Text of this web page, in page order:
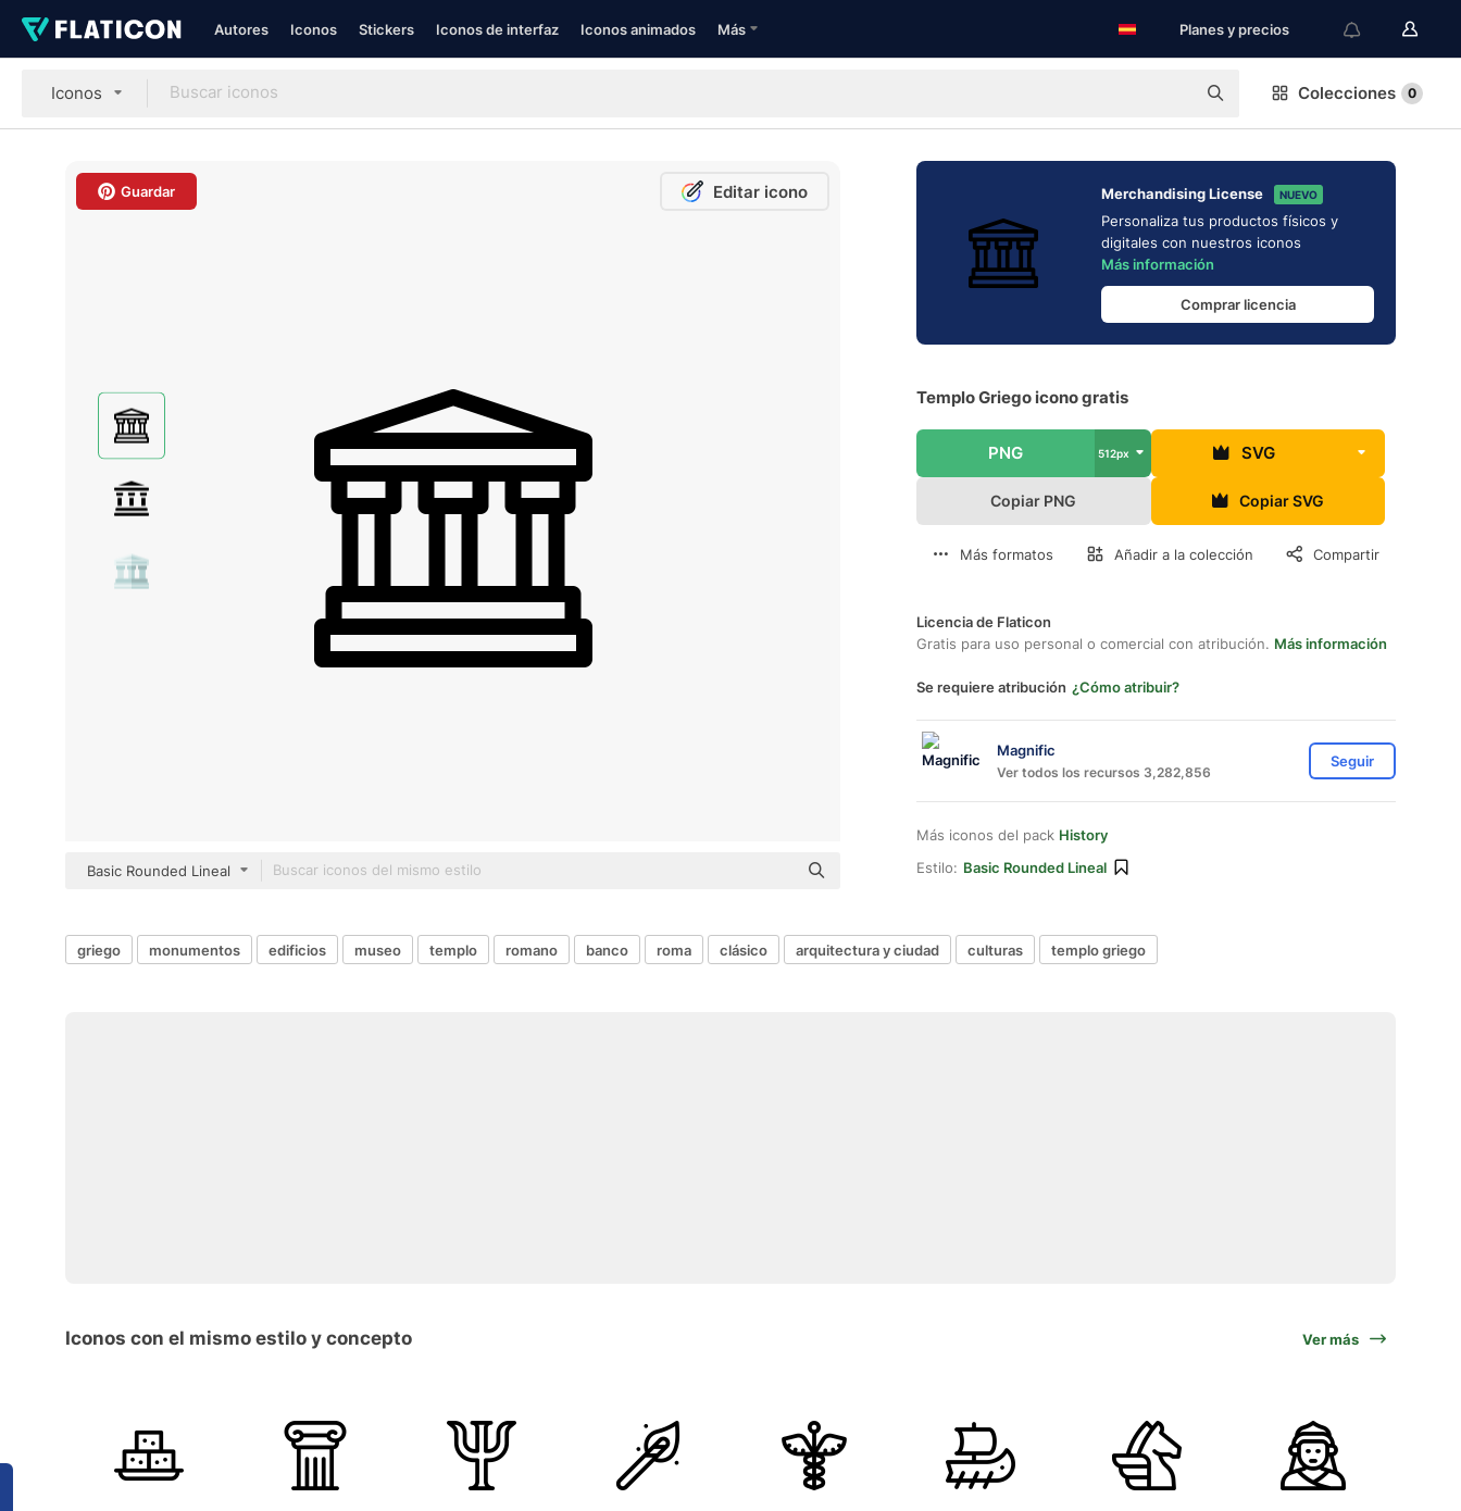
Autores Iconos Stickers Iconos de interfaz Iconos animados Más Planes y precios
Iconos Colecciones 0
Guardar Editar icono
Basic Rounded Lineal
Merchandising License NUEVO
Personaliza tus productos físicos y
digitales con nuestros iconos
Más información
Comprar licencia
Templo Griego icono gratis
PNG 512px SVG
Copiar PNG Copiar SVG
Más formatos Añadir a la colección Compartir
Licencia de Flaticon
Gratis para uso personal o comercial con atribución. Más información
Se requiere atribución ¿Cómo atribuir?
Magnific
Ver todos los recursos 3,282,856
Seguir
Más iconos del pack History
Estilo: Basic Rounded Lineal
griego monumentos edificios museo templo romano banco roma clásico arquitectura y ciudad culturas templo griego
Iconos con el mismo estilo y concepto Ver más